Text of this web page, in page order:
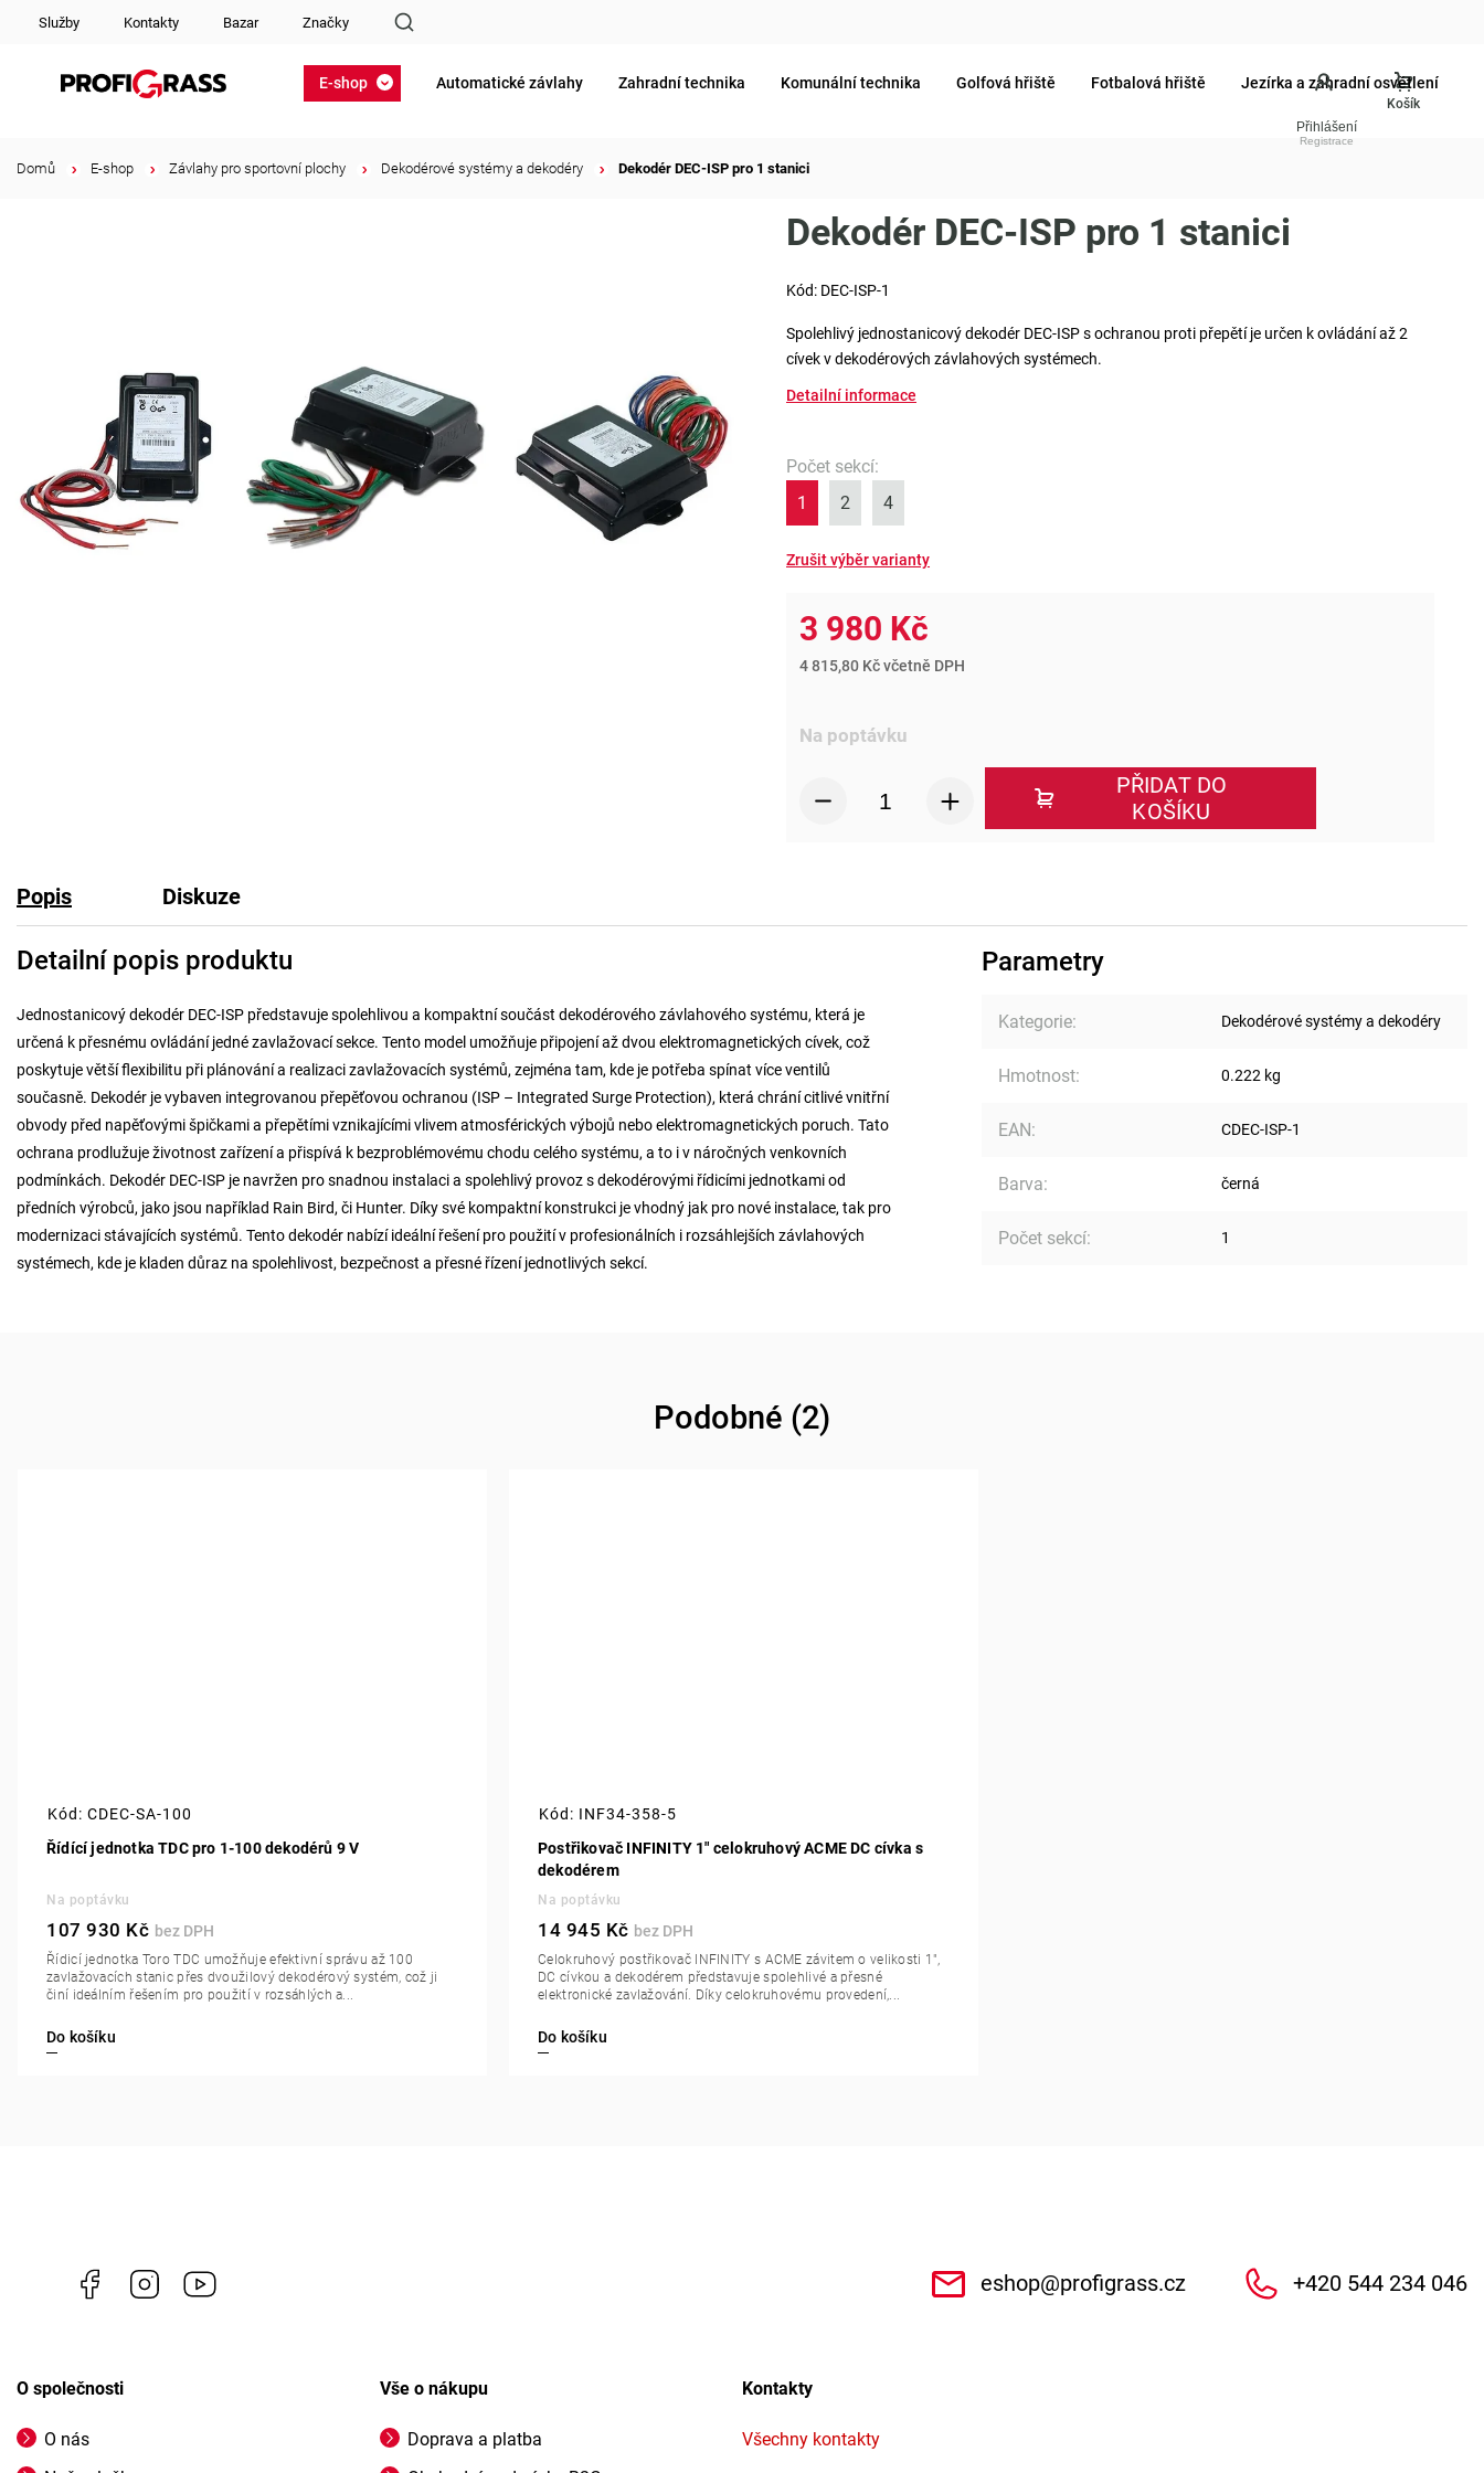
Služby Kontakty Bazar Značky
Přihlášení
E-shop Automatické závlahy Zahradní technika Komunální technika Golfová hřiště Fotbalová hřiště Jezírka a zahradní osvětlení
Domů E-shop Závlahy pro sportovní plochy Dekodérové systémy a dekodéry Dekodér DEC-ISP pro 1 stanici
Dekodér DEC-ISP pro 1 stanici
Kód: DEC-ISP-1
Spolehlivý jednostanicový dekodér DEC-ISP s ochranou proti přepětí je určen k ovládání až 2
cívek v dekodérových závlahových systémech.
Detailní informace
Počet sekcí:
1
2 4
3 980 Kč
4 815,80 Kč včetně DPH
Na poptávku
PŘIDAT DO
KOŠÍKU
Popis Diskuze
Detailní popis produktu
Jednostanicový dekodér DEC-ISP představuje spolehlivou a kompaktní součást dekodérového závlahového systému, která je
určená k přesnému ovládání jedné zavlažovací sekce. Tento model umožňuje připojení až dvou elektromagnetických cívek, což
poskytuje větší flexibilitu při plánování a realizaci zavlažovacích systémů, zejména tam, kde je potřeba spínat více ventilů
současně. Dekodér je vybaven integrovanou přepěťovou ochranou (ISP – Integrated Surge Protection), která chrání citlivé vnitřní
obvody před napěťovými špičkami a přepětími vznikajícími vlivem atmosférických výbojů nebo elektromagnetických poruch. Tato
ochrana prodlužuje životnost zařízení a přispívá k bezproblémovému chodu celého systému, a to i v náročných venkovních
podmínkách. Dekodér DEC-ISP je navržen pro snadnou instalaci a spolehlivý provoz s dekodérovými řídicími jednotkami od
předních výrobců, jako jsou například Rain Bird, či Hunter. Díky své kompaktní konstrukci je vhodný jak pro nové instalace, tak pro
modernizaci stávajících systémů. Tento dekodér nabízí ideální řešení pro použití v profesionálních i rozsáhlejších závlahových
systémech, kde je kladen důraz na spolehlivost, bezpečnost a přesné řízení jednotlivých sekcí.
Parametry
Kategorie: Dekodérové systémy a dekodéry
Hmotnost: 0.222 kg
EAN: CDEC-ISP-1
Barva: černá
Počet sekcí: 1
Podobné (2)
Řídící jednotka TDC pro 1-100 dekodérů 9 V
Na poptávku
107 930 Kč
Do košíku
Řídicí jednotka Toro TDC umožňuje efektivní správu až 100
zavlažovacích stanic přes dvoužilový dekodérový systém, což ji
činí ideálním řešením pro použití v rozsáhlých a...
Kód: CDEC-SA-100
Postřikovač INFINITY 1" celokruhový ACME DC cívka s
dekodérem
Na poptávku
14 945 Kč
Do košíku
Celokruhový postřikovač INFINITY s ACME závitem o velikosti 1",
DC cívkou a dekodérem představuje spolehlivé a přesné
elektronické zavlažování. Díky celokruhovému provedení,...
Kód: INF34-358-5
Facebook Instagram eshop@profigrass.cz +420 544 234 046
O společnosti
O nás
Vše o nákupu
Doprava a platba
Kontakty
Všechny kontakty